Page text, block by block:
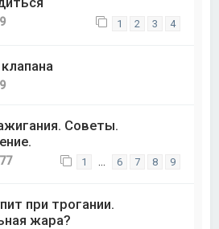
1 2 3 4
Советы.
1 6 7 8 9
при трогании.
жара?